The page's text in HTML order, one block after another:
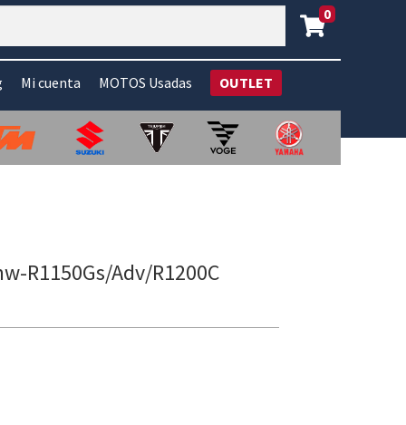
0
Mi cuenta MOTOS Usadas OUTLET
R1150Gs/Adv/R1200C